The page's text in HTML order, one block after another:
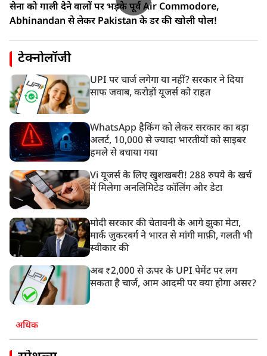
सेना को गाली देने वालों पर भड़के पूर्व Air Commodore,
Abhinandan से लेकर Pakistan के डर की खोली पोल!
टेक्नोलॉजी
UPI पर चार्ज लगेगा या नहीं? सरकार ने दिया
साफ जवाब, करोड़ों यूजर्स को राहत
WhatsApp हैकिंग को लेकर सरकार का बड़ा
अलर्ट, 10,000 से ज्यादा भारतीयों को साइबर
हमले से बचाया गया
Vi यूजर्स के लिए खुशखबरी! 288 रुपये के खर्च
में मिलेगा अनलिमिटेड कॉलिंग और डेटा
मोदी सरकार की चेतावनी के आगे झुका मेटा,
मार्क ज़ुकरबर्ग ने भारत से मांगी माफ़ी, गलती भी
स्वीकार की
अब ₹2,000 से ऊपर के UPI पेमेंट पर लग
सकता है चार्ज, आम आदमी पर क्या होगा असर?
अधिक